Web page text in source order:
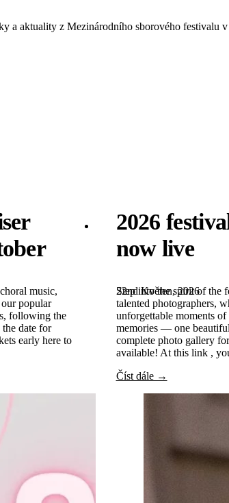
a aktuality z Mezinárodního sborového festivalu v
music,
popular
following the
date for
early here to
2026
now live
22nd Květen, 2026
Step into the spirit of the
talented photographers,
unforgettable moments
memories — one
complete photo gallery
available! At this link ,
Číst dále →